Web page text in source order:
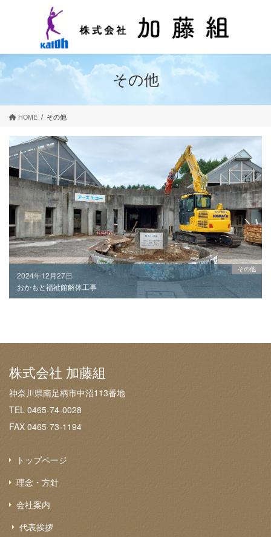
ツ
に
移
シ
ョ
ン
移
その他
HOME その他
2024年12月27日
その他
おかもと福祉館解体工事
株式会社 加藤組
神奈川県南足柄市中沼113番地
TEL 0465-74-0028
FAX 0465-73-1194
トップページ
理念・方針
会社案内
代表挨拶